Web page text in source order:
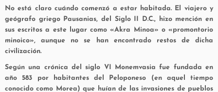
No está claro cuándo comenzó a estar habitada. El viajero y
geógrafo griego Pausanias, del Siglo II D.C., hizo mención en
sus escritos a este lugar como «Akra Minoa» o «promontorio
minoico», aunque no se han encontrado restos de dicha
civilización.
Según una crónica del siglo VI Monemvasia fue fundada en
año 583 por habitantes del Peloponeso (en aquel tiempo
conocido como Morea) que huían de las invasiones de pueblos